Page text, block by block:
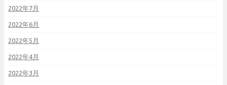
2022年7月
2022年6月
2022年5月
2022年4月
2022年3月